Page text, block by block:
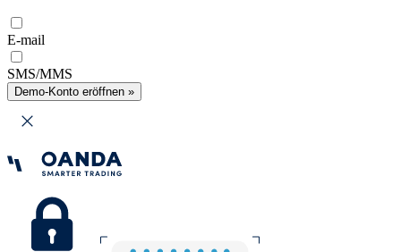
E-mail
SMS/MMS
Demo-Konto eröffnen »